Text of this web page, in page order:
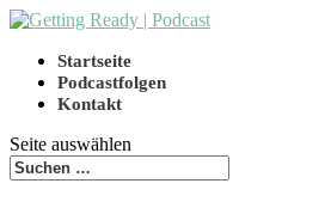
Startseite
Podcastfolgen
Kontakt
Seite auswählen